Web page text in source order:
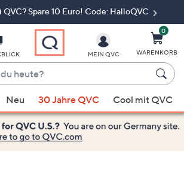
Spare 10 Euro! Code: HalloQVC
MEIN QVC
0
WARENKORB
Neu 30 Jahre QVC Cool mit QVC